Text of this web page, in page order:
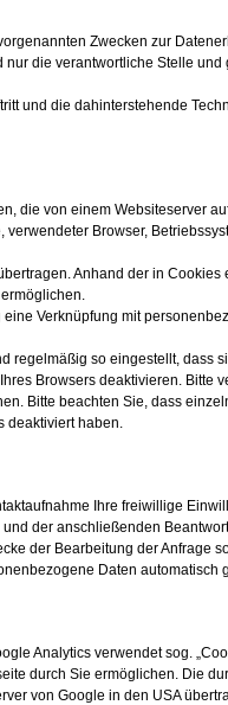
Zwecken zur
nur die verantwortliche Stelle und
und die dahinterstehende
die von einem Websiteserver
Browser,
Anhand der in Cookies
Verknüpfung mit
regelmäßig so eingestellt, dass
Browsers deaktivieren. Bitte
Bitte beachten Sie, dass
haben.
Ihre freiwillige
der anschließenden
der Bearbeitung der Anfrage
Daten automatisch
Analytics verwendet sog.
durch Sie ermöglichen. Die
von Google in den USA